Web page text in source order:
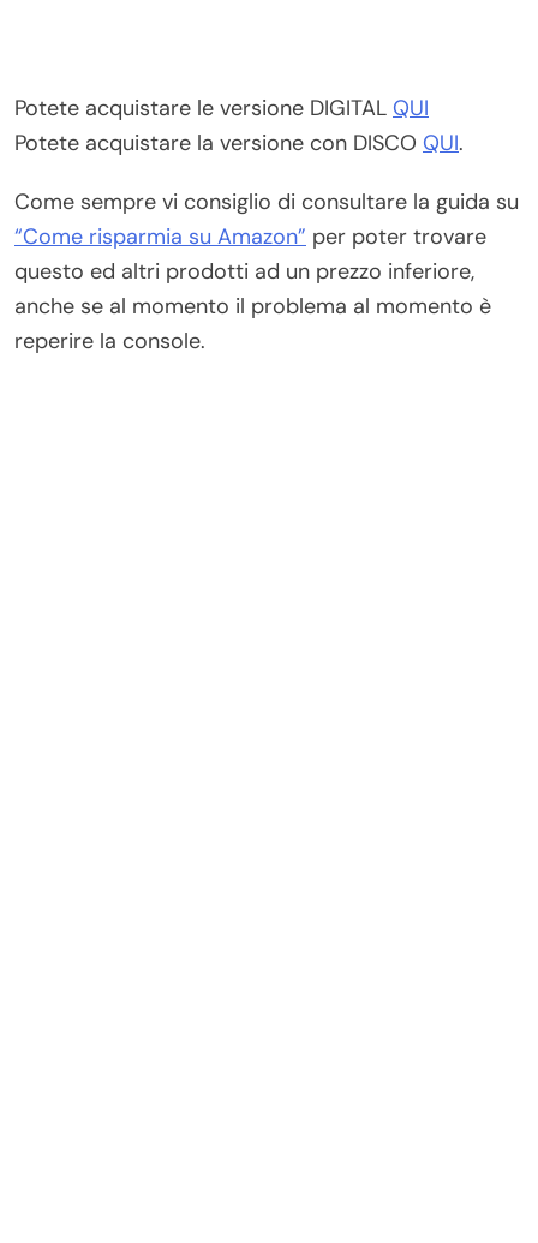
Potete acquistare le versione DIGITAL QUI
Potete acquistare la versione con DISCO QUI.
Come sempre vi consiglio di consultare la guida su
“Come risparmia su Amazon” per poter trovare
questo ed altri prodotti ad un prezzo inferiore,
anche se al momento il problema al momento è
reperire la console.